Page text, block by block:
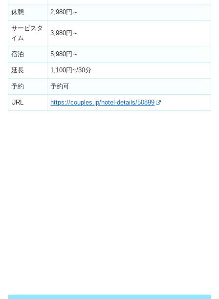
休憩 2,980円～
サービスタ
イム
3,980円～
宿泊 5,980円～
延長 1,100円~/30分
予約 予約可
URL https://couples.jp/hotel-details/50899